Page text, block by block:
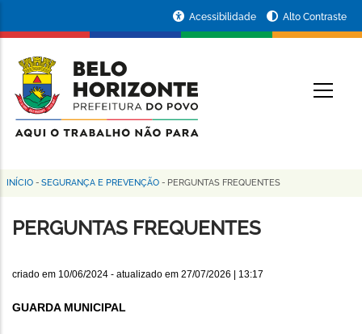
conteúdo
principal
da
Prefeitura
de
Horizonte
Acessibilidade Alto Contraste
Trilha
de
INÍCIO - SEGURANÇA E PREVENÇÃO - PERGUNTAS FREQUENTES
PERGUNTAS FREQUENTES
criado em 10/06/2024 - atualizado em 27/07/2026 | 13:17
GUARDA MUNICIPAL